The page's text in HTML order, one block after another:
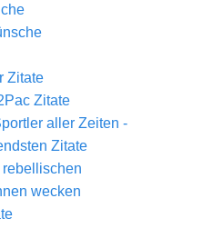
Zitate
Zitate
aller Zeiten -
Zitate
wecken